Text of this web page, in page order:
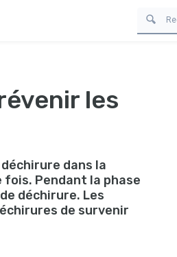
les
dans la
Pendant la phase
déchirure. Les
de survenir